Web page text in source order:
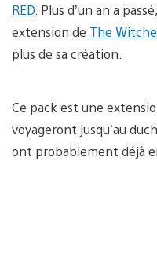
RED . Plus d’un an a
extension de The
plus de sa création.
Ce pack est une
voyageront jusqu’au
ont probablement déjà